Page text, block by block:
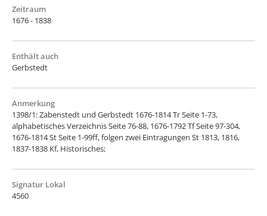
Zeitraum
1676 - 1838
Enthält auch
Gerbstedt
Anmerkung
1398/1: Zabenstedt und Gerbstedt 1676-1814 Tr Seite 1-73,
alphabetisches Verzeichnis Seite 76-88, 1676-1792 Tf Seite 97-304,
1676-1814 St Seite 1-99ff, folgen zwei Eintragungen St 1813, 1816,
1837-1838 Kf, Historisches;
Signatur Lokal
4560